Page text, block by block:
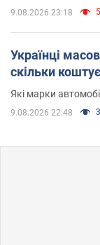
9.08.2026 23:18
Українці
скільки
Які марки
9.08.2026 22:48